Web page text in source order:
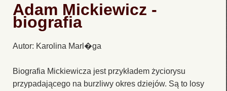
Adam Mickiewicz -
biografia
Autor: Karolina Marl�ga
Biografia Mickiewicza jest przykładem życiorysu
przypadającego na burzliwy okres dziejów. Są to losy